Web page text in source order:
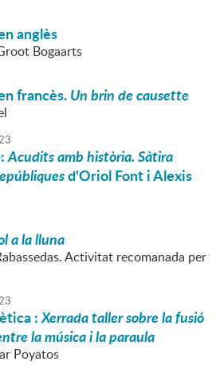
anglès
Bogaarts
francès.Un brin de causette
Acudits amb història. Sàtira
d'Oriol Font i Alexis
a la lluna
Activitat recomanada per
:Xerrada taller sobre la fusió
la música i la paraula
Poyatos